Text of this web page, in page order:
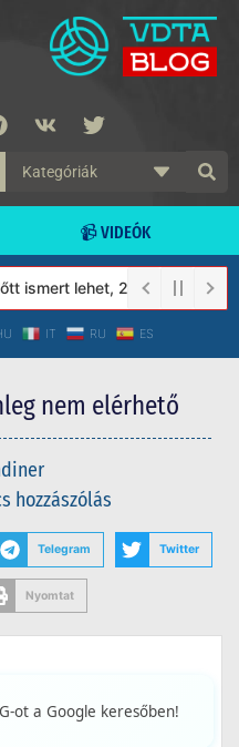
📹 VIDEÓK
lehet, 2023-tól a
IT RU ES
nem elérhető
hozzászólás
Telegram Twitter
Nyomtat
ot a Google keresőben!